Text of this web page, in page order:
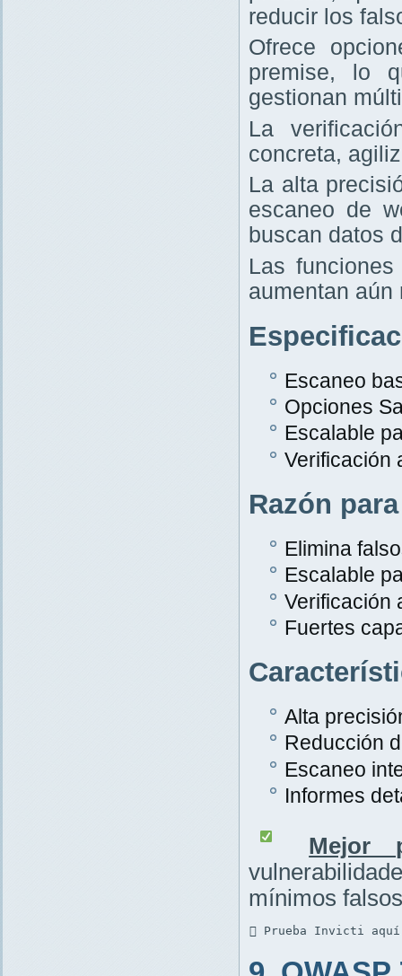
reducir los
Ofrece
premise, lo
gestionan
La
concreta,
La alta
escaneo de
buscan datos
Las
aumentan aún
Escaneo
Opciones
Escalable
Verificación
Razón
Elimina
Escalable
Verificación
Fuertes
Alta
Reducción
Escaneo
Informes
Mejor
mínimos
 Prueba Invicti